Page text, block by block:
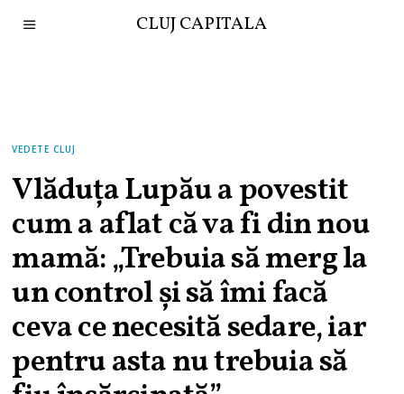
CLUJ CAPITALA
VEDETE CLUJ
Vlăduța Lupău a povestit
cum a aflat că va fi din nou
mamă: „Trebuia să merg la
un control și să îmi facă
ceva ce necesită sedare, iar
pentru asta nu trebuia să